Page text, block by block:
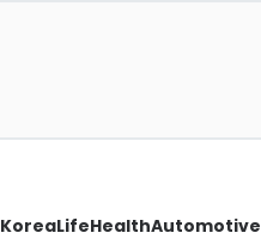
KoreaLifeHealthAutomotive